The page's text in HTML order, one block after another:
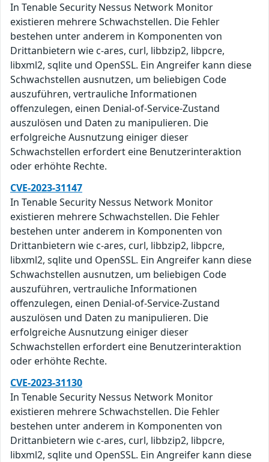
In Tenable Security Nessus Network Monitor
existieren mehrere Schwachstellen. Die Fehler
bestehen unter anderem in Komponenten von
Drittanbietern wie c-ares, curl, libbzip2, libpcre,
libxml2, sqlite und OpenSSL. Ein Angreifer kann diese
Schwachstellen ausnutzen, um beliebigen Code
auszuführen, vertrauliche Informationen
offenzulegen, einen Denial-of-Service-Zustand
auszulösen und Daten zu manipulieren. Die
erfolgreiche Ausnutzung einiger dieser
Schwachstellen erfordert eine Benutzerinteraktion
oder erhöhte Rechte.
CVE-2023-31147
In Tenable Security Nessus Network Monitor
existieren mehrere Schwachstellen. Die Fehler
bestehen unter anderem in Komponenten von
Drittanbietern wie c-ares, curl, libbzip2, libpcre,
libxml2, sqlite und OpenSSL. Ein Angreifer kann diese
Schwachstellen ausnutzen, um beliebigen Code
auszuführen, vertrauliche Informationen
offenzulegen, einen Denial-of-Service-Zustand
auszulösen und Daten zu manipulieren. Die
erfolgreiche Ausnutzung einiger dieser
Schwachstellen erfordert eine Benutzerinteraktion
oder erhöhte Rechte.
CVE-2023-31130
In Tenable Security Nessus Network Monitor
existieren mehrere Schwachstellen. Die Fehler
bestehen unter anderem in Komponenten von
Drittanbietern wie c-ares, curl, libbzip2, libpcre,
libxml2, sqlite und OpenSSL. Ein Angreifer kann diese